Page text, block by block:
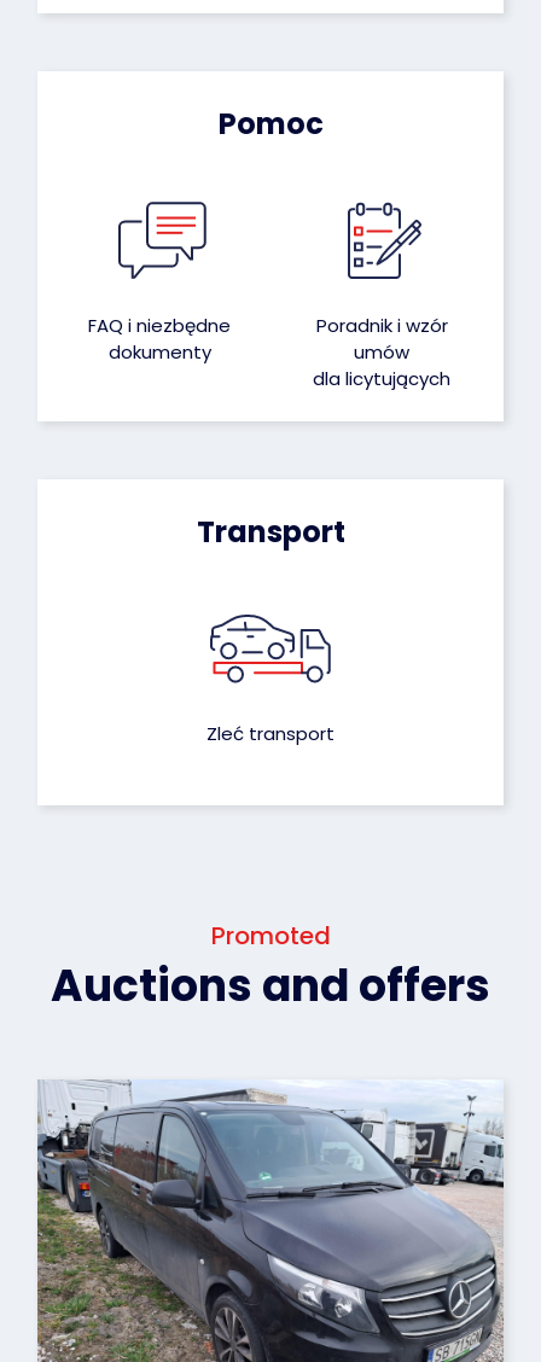
Pomoc
FAQ i niezbędne
dokumenty
Poradnik i wzór
umów
dla licytujących
Transport
Zleć transport
Promoted
Auctions and offers